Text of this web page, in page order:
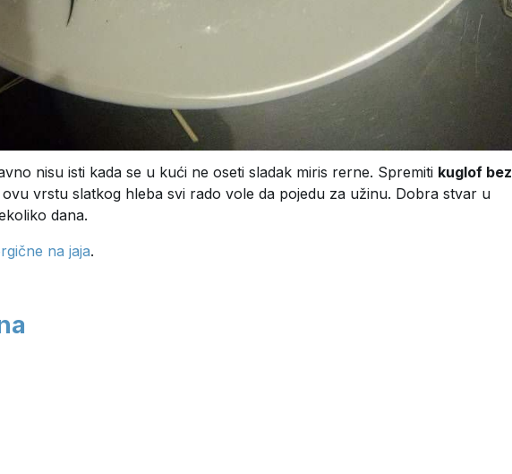
nisu isti kada se u kući ne oseti sladak miris rerne. Spremiti kuglof bez
vrstu slatkog hleba svi rado vole da pojedu za užinu. Dobra stvar u
dana.
na jaja.